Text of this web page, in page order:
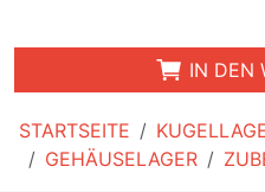
STARTSEITE
GEHÄUSELAGER
IN DEN